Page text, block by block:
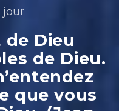
jour
de Dieu
de Dieu.
que vous